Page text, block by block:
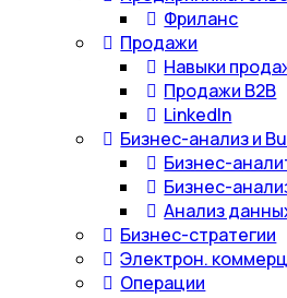
Фриланс
Продажи
Навыки
Продажи B2B
LinkedIn
Бизнес-анализ и
Бизнес-
Бизнес-
Анализ
Бизнес-стратегии
Электрон.
Операции